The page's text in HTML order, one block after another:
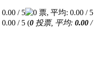
(0 投票, 平均: 0.00 /